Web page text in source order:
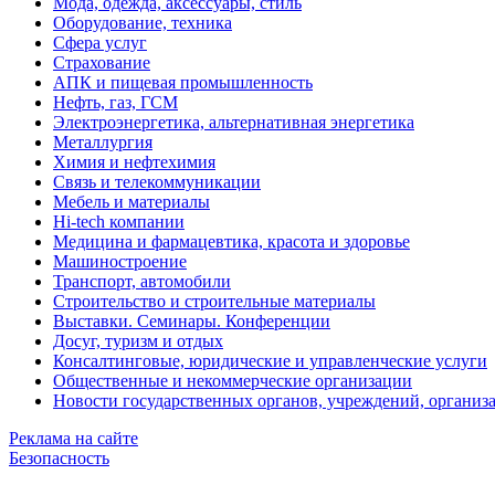
Оборудование, техника
Сфера услуг
Страхование
АПК и пищевая промышленность
Нефть, газ, ГСМ
Электроэнергетика, альтернативная энергетика
Металлургия
Химия и нефтехимия
Связь и телекоммуникации
Мебель и материалы
Hi-tech компании
Медицина и фармацевтика, красота и здоровье
Машиностроение
Транспорт, автомобили
Строительство и строительные материалы
Выставки. Семинары. Конференции
Досуг, туризм и отдых
Консалтинговые, юридические и управленческие услуги
Общественные и некоммерческие организации
Новости государственных органов, учреждений,
Реклама на сайте
Безопасность